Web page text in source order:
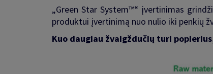
„Green Star System™“ įvertinimas
produktui įvertinimą nuo nulio iki penkių
Kuo daugiau žvaigždučių turi